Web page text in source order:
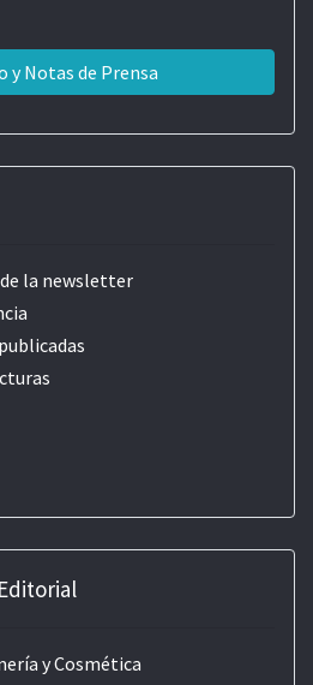
y Notas de Prensa
de la newsletter
y Cosmética